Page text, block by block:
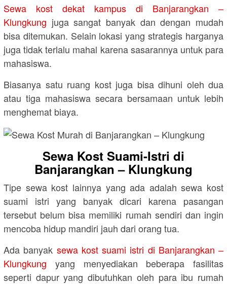
Sewa kost dekat kampus di Banjarangkan –
Klungkung juga sangat banyak dan dengan mudah
bisa ditemukan. Selain lokasi yang strategis harganya
juga tidak terlalu mahal karena sasarannya untuk para
mahasiswa.
Biasanya satu ruang kost juga bisa dihuni oleh dua
atau tiga mahasiswa secara bersamaan untuk lebih
menghemat biaya.
Sewa Kost Suami-Istri di
Banjarangkan – Klungkung
Tipe sewa kost lainnya yang ada adalah sewa kost
suami istri yang banyak dicari karena pasangan
tersebut belum bisa memiliki rumah sendiri dan ingin
mencoba hidup mandiri jauh dari orang tua.
Ada banyak sewa kost suami istri di Banjarangkan –
Klungkung yang menyediakan beberapa fasilitas
seperti dapur yang dibutuhkan oleh para ibu rumah